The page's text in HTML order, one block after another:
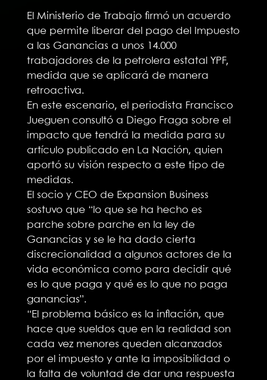
El Ministerio de Trabajo firmó un acuerdo
que permite liberar del pago del Impuesto
a las Ganancias a unos 14.000
trabajadores de la petrolera estatal YPF,
medida que se aplicará de manera
retroactiva.
En este escenario, el periodista Francisco
Jueguen consultó a Diego Fraga sobre el
impacto que tendrá la medida para su
artículo publicado en La Nación, quien
aportó su visión respecto a este tipo de
medidas.
El socio y CEO de Expansion Business
sostuvo que “lo que se ha hecho es
parche sobre parche en la ley de
Ganancias y se le ha dado cierta
discrecionalidad a algunos actores de la
vida económica como para decidir qué
es lo que paga y qué es lo que no paga
ganancias”.
“El problema básico es la inflación, que
hace que sueldos que en la realidad son
cada vez menores queden alcanzados
por el impuesto y ante la imposibilidad o
la falta de voluntad de dar una respuesta